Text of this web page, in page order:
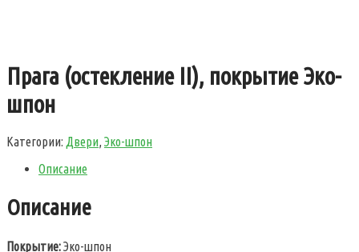
Прага (остекление II), покрытие Эко-
шпон
Категории: Двери, Эко-шпон
Описание
Описание
Покрытие:Эко-шпон